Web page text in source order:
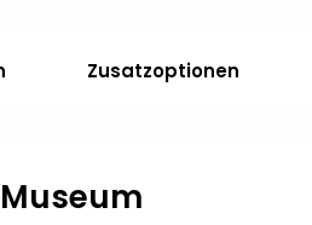
Zusatzoptionen